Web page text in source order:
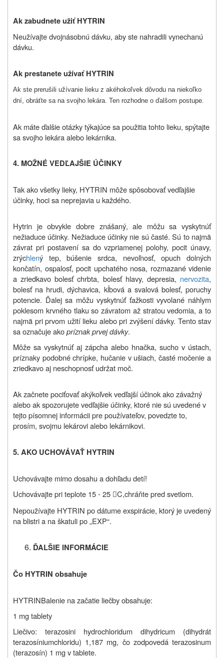
Ak zabudnete užiť HYTRIN
Neužívajte dvojnásobnú dávku, aby ste nahradili vynechanú
dávku.
Ak prestanete užívať HYTRIN
Ak ste prerušili užívanie lieku z akéhokoľvek dôvodu na niekoľko
dní, obráťte sa na svojho lekára. Ten rozhodne o ďalšom postupe.
Ak máte ďalšie otázky týkajúce sa použitia tohto lieku, spýtajte
sa svojho lekára alebo lekárnika.
4. MOŽNÉ VEDĽAJŠIE ÚČINKY
Tak ako všetky lieky, HYTRIN môže spôsobovať vedľajšie
účinky, hoci sa neprejavia u každého.
Hytrin je obvykle dobre znášaný, ale môžu sa vyskytnúť
nežiaduce účinky. Nežiaduce účinky nie sú časté. Sú to najmä
závrat pri postavení sa do vzpriamenej polohy, pocit únavy,
zrýchlený tep, búšenie srdca, nevoľnosť, opuch dolných
končatín, ospalosť, pocit upchatého nosa, rozmazané videnie
a zriedkavo bolesť chrbta, bolesť hlavy, depresia, nervozita,
bolesť na hrudi, dýchavica, kĺbová a svalová bolesť, poruchy
potencie. Ďalej sa môžu vyskytnúť ťažkosti vyvolané náhlym
poklesom krvného tlaku so závratom až stratou vedomia, a to
najmä pri prvom užití lieku alebo pri zvýšení dávky. Tento stav
sa označuje akopríznak prvej dávky.
Môže sa vyskytnúť aj zápcha alebo hnačka, sucho v ústach,
príznaky podobné chrípke, hučanie v ušiach, časté močenie a
zriedkavo aj neschopnosť udržat moč.
Ak začnete pociťovať akýkoľvek vedľajší účinok ako závažný
alebo ak spozorujete vedľajšie účinky, ktoré nie sú uvedené v
tejto písomnej informácii pre používateľov, povedzte to,
prosím, svojmu lekárovi alebo lekárnikovi.
5. AKO UCHOVÁVAŤ HYTRIN
Uchovávajte mimo dosahu a dohľadu detí!
Uchovávajte priteplote 15 - 25 C,chráňte pred svetlom.
Nepoužívajte HYTRIN po dátume exspirácie, ktorý je uvedený
na blistri a na škatuli po „EXP“.
ĎALŠIE INFORMÁCIE
Čo HYTRIN obsahuje
HYTRINBalenie na začatie liečby obsahuje:
1 mg tablety
Liečivo: terazosini hydrochloridum dihydricum (dihydrát
terazosíniumchloridu) 1,187 mg, čo zodpovedá terazosinum
(terazosín) 1 mg v tablete.